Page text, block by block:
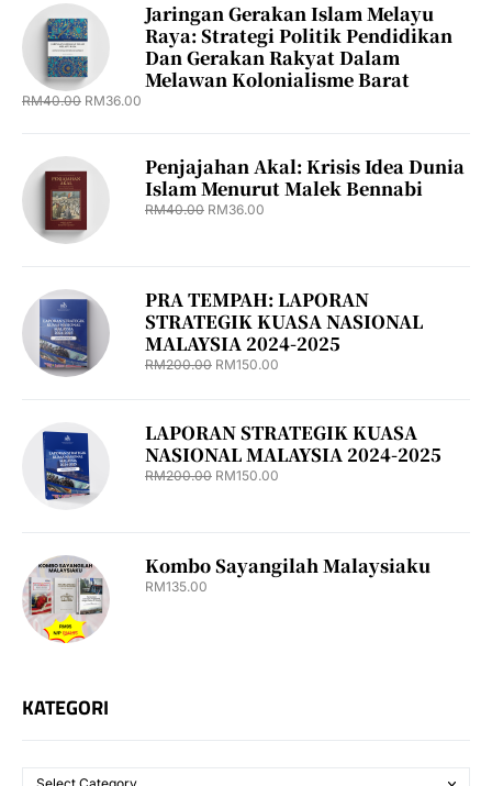
Jaringan Gerakan Islam Melayu
Raya: Strategi Politik Pendidikan
Dan Gerakan Rakyat Dalam
Melawan Kolonialisme Barat
RM40.00 RM36.00
Penjajahan Akal: Krisis Idea Dunia
Islam Menurut Malek Bennabi
RM40.00 RM36.00
PRA TEMPAH: LAPORAN
STRATEGIK KUASA NASIONAL
MALAYSIA 2024-2025
RM200.00 RM150.00
LAPORAN STRATEGIK KUASA
NASIONAL MALAYSIA 2024-2025
RM200.00 RM150.00
Kombo Sayangilah Malaysiaku
RM135.00
KATEGORI